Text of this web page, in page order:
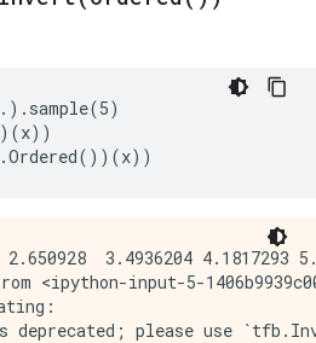
3.4936204
<ipython-input-5-
deprecated; please use